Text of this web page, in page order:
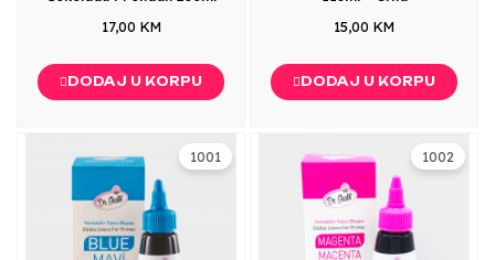
17,00 KM
DODAJ U KORPU
15,00 KM
DODAJ U KORPU
1001 1002